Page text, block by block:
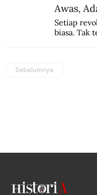
Awas,
Setiap
biasa. Tak
Sebelumnya